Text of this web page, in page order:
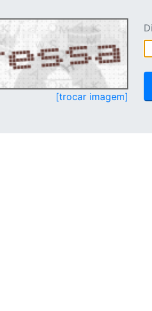
[trocar imagem]